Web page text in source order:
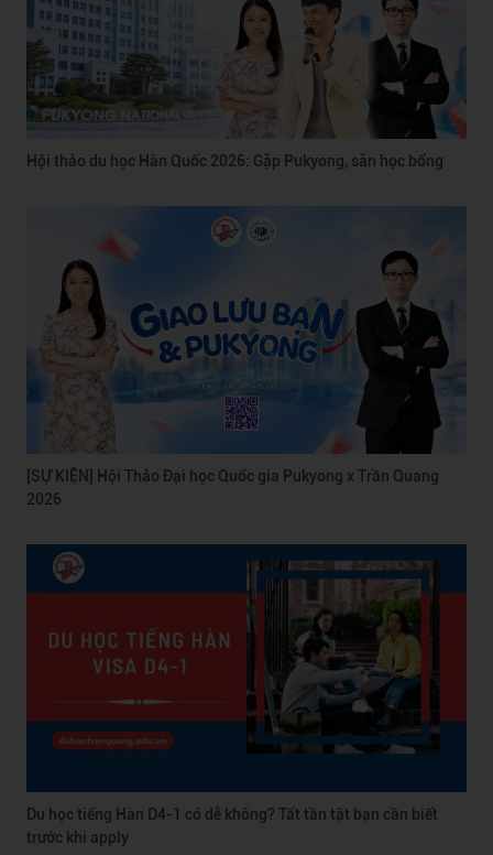
Hội thảo du học Hàn Quốc 2026: Gặp Pukyong, săn học bổng
[SỰ KIỆN] Hội Thảo Đại học Quốc gia Pukyong x Trần Quang
2026
Du học tiếng Hàn D4-1 có dễ không? Tất tần tật bạn cần biết
trước khi apply